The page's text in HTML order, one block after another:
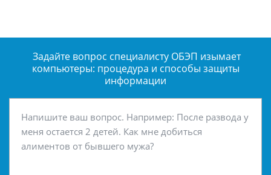
Задайте вопрос специалисту ОБЭП изымает
компьютеры: процедура и способы защиты
информации